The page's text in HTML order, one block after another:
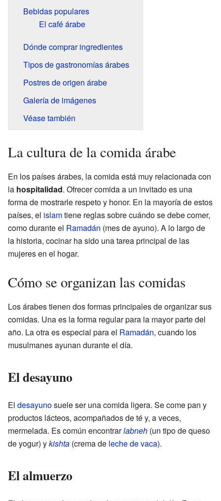
Bebidas populares
El café árabe
Dónde comprar ingredientes
Tipos de gastronomías árabes
Postres de origen árabe
Galería de imágenes
Véase también
La cultura de la comida árabe
En los países árabes, la comida está muy relacionada con
la hospitalidad. Ofrecer comida a un invitado es una
forma de mostrarle respeto y honor. En la mayoría de estos
países, el islamtiene reglas sobre cuándo se debe comer,
como durante el Ramadán (mes de ayuno). A lo largo de
la historia, cocinar ha sido una tarea principal de las
mujeres en el hogar.
Cómo se organizan las comidas
Los árabes tienen dos formas principales de organizar sus
comidas. Una es la forma regular para la mayor parte del
año. La otra es especial para el Ramadán, cuando los
musulmanes ayunan durante el día.
El desayuno
El desayunosuele ser una comida ligera. Se come pan y
productos lácteos, acompañados de té y, a veces,
mermelada. Es común encontrarlabneh (un tipo de queso
de yogur) ykishta (crema de leche de vaca).
El almuerzo